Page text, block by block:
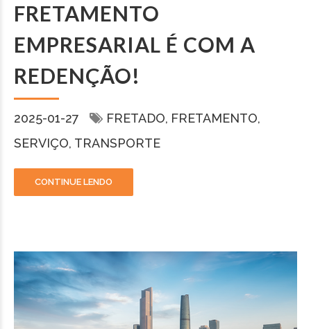
FRETAMENTO
EMPRESARIAL É COM A
REDENÇÃO!
2025-01-27 FRETADO FRETAMENTO
SERVIÇO TRANSPORTE
CONTINUE LENDO